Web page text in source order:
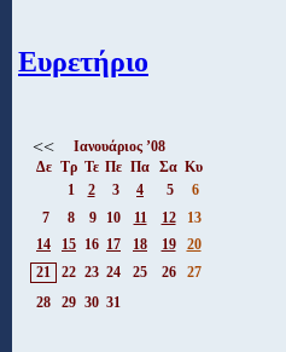
Ευρετήριο
<<
Ιανουάριος ’08
Δε Τρ Τε Πε Πα Σα Κυ
1
2 3 4 5
6
7
8 9 10 11 12
13
14
15 16 17 18 19
20
21
22 23 24 25 26
27
28
29 30 31